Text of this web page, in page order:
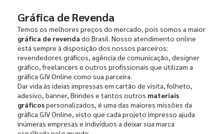
Gráfica de Revenda
Temos os melhores preços do mercado, pois somos a maior
gráfica de revenda do Brasil. Nosso atendimento online
está sempre à disposição dos nossos parceiros:
revendedores gráficos, agência de comunicação, designer
gráfico, freelancers e outros profissionais que utilizam a
gráfica GIV Online como sua parceira.
Dar vida às ideias impressas em cartão de visita, folheto,
adesivo, banner, Brindes e tantos outros materiais
gráficospersonalizados, é uma das maiores missões da
gráfica GIV Online, visto que cada projeto impresso ajuda
inúmeras empresas e indivíduos a deixar sua marca